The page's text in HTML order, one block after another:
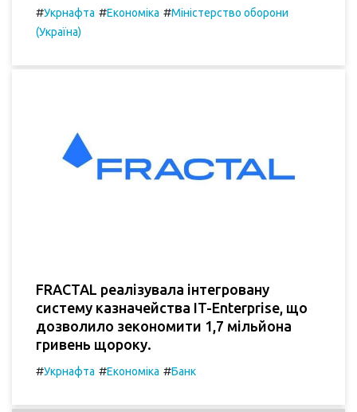
#Укрнафта #Економіка #Міністерство оборони
(Україна)
FRACTAL реалізувала інтегровану
систему казначейства IT-Enterprise, що
дозволило зекономити 1,7 мільйона
гривень щороку.
#Укрнафта #Економіка #Банк